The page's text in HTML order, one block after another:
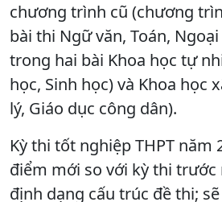
chương trình cũ (chương
bài thi Ngữ văn, Toán,
trong hai bài Khoa học tự
học, Sinh học) và Khoa học
lý, Giáo dục công dân).
Kỳ thi tốt nghiệp THPT năm
điểm mới so với kỳ thi trước
định dạng cấu trúc đề thi;